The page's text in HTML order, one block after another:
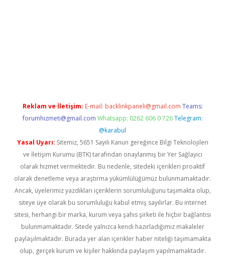
Reklam ve İletişim: E-mail: backlinkpaneli@gmail.com Teams:
forumhizmeti@gmail.com Whatsapp: 0262 606 0 726 Telegram:
@karabul
Yasal Uyarı: Sitemiz, 5651 Sayılı Kanun gereğince Bilgi Teknolojileri
ve İletişim Kurumu (BTK) tarafından onaylanmış bir Yer Sağlayıcı
olarak hizmet vermektedir. Bu nedenle, sitedeki içerikleri proaktif
olarak denetleme veya araştırma yükümlülüğümüz bulunmamaktadır.
Ancak, üyelerimiz yazdıkları içeriklerin sorumluluğunu taşımakta olup,
siteye üye olarak bu sorumluluğu kabul etmiş sayılırlar. Bu internet
sitesi, herhangi bir marka, kurum veya şahıs şirketi ile hiçbir bağlantısı
bulunmamaktadır. Sitede yalnızca kendi hazırladığımız makaleler
paylaşılmaktadır. Burada yer alan içerikler haber niteliği taşımamakta
olup, gerçek kurum ve kişiler hakkında paylaşım yapılmamaktadır.